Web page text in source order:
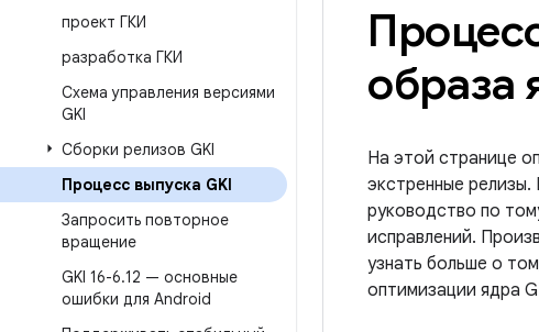
проект ГКИ
разработка ГКИ
Схема управления версиями
GKI
Сборки релизов GKI
Процесс выпуска GKI
Запросить повторное
вращение
GKI 16-6.12 — основные
ошибки для Android
образа
На этой странице
экстренные
руководство по
исправлений.
узнать больше о
оптимизации ядра